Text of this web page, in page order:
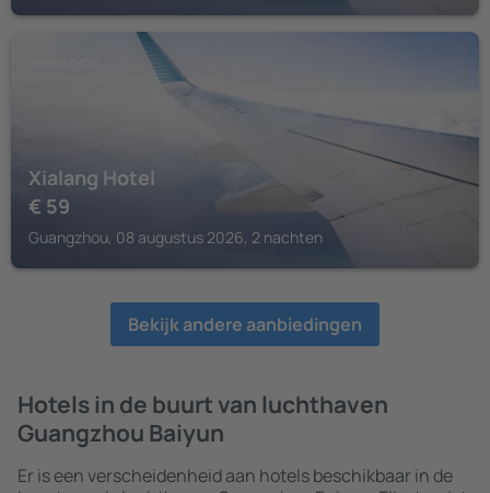
Xialang Hotel
€ 59
Guangzhou, 08 augustus 2026, 2 nachten
Bekijk andere aanbiedingen
Hotels in de buurt van luchthaven
Guangzhou Baiyun
Er is een verscheidenheid aan hotels beschikbaar in de